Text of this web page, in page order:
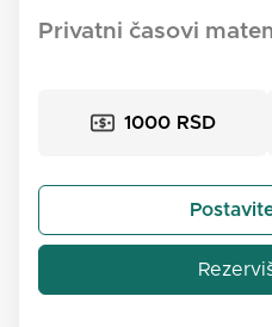
Privatni časovi
1000 RSD